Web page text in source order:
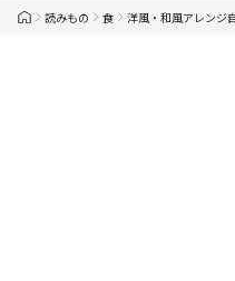
読みもの 食 洋風・和風アレンジ